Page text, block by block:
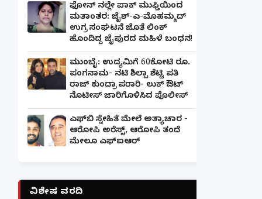
ಫೋನ್ ನಲ್ಲೇ ಪಾಕ್ ಮುಫ್ತಿಯಿಂದ
ಮತಾಂತರ: ಜೈಶ್-ಎ-ಮೊಹಮ್ಮದ್
ಉಗ್ರ ಸಂಘಟನೆ ಜೊತೆ ಲಿಂಕ್
ಹೊಂದಿದ್ದ ಜೈಪುರದ ಮಹಿಳೆ ಬಂಧನ!
ಮುಂಬೈ: ಉದ್ಯಮಿಗೆ 60ಕೋಟಿ ರೂ.
ಪಂಗನಾಮ- ನಟಿ ಶಿಲ್ಪಾ ಶೆಟ್ಟಿ ಪತಿ
ರಾಜ್ ಕುಂದ್ರಾ ಪರಾರಿ- ಲುಕ್ ಔಟ್
ನೊಟೀಸ್ ಜಾರಿಗೊಳಿಸಿದ ಪೊಲೀಸ್
ಎಫ್‌ಬಿ ಸ್ನೇಹಿತೆ ಮೇಲೆ ಅತ್ಯಾಚಾರ -
ಆರೋಪಿ ಅರೆಸ್ಟ್, ಆರೋಪಿ ತಂದೆ
ಮೇಲೂ ಎಫ್ಐಆರ್
ವಿಶೇಷ ವರದಿ